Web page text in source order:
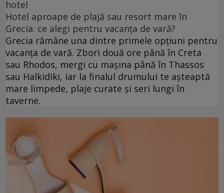
hotel
Hotel aproape de plajă sau resort mare în
Grecia: ce alegi pentru vacanța de vară?
Grecia rămâne una dintre primele opțiuni pentru
vacanța de vară. Zbori două ore până în Creta
sau Rhodos, mergi cu mașina până în Thassos
sau Halkidiki, iar la finalul drumului te așteaptă
mare limpede, plaje curate și seri lungi în
taverne.